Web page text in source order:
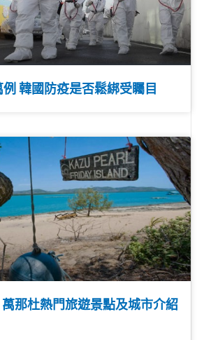
韓國防疫是否鬆綁受矚目
萬那杜熱門旅遊景點及城市介紹